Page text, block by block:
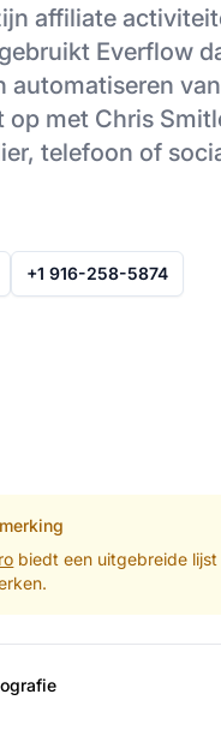
affiliate
Everflow
automatiseren
op met Chris
telefoon of
+1 916-258-5874
biedt een uitgebreide